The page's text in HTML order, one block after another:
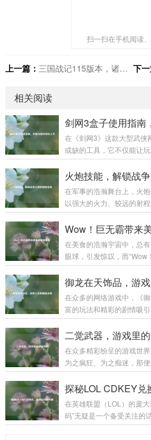
扫一扫在手机阅读
上一篇： 三国战记115版本，诸葛亮的传奇风采 下一
相关阅读
剑网3盒子使用指南
在《剑网3》这款大型武侠
或缺的工具，它不仅能让
种实用插件，极大地提升
3盒子的使用方法。 下载与
网站，在搜索引擎中输入“
入，在官网首页，通常会
合你系统的版本进行下载
安装在系统盘，以免影响
火炮技能，解锁战
在军事的浩瀚舞台上，火
以强大的火力、较远的射
着举足轻重的作用，而火
展现威力的制胜密码。 火
操作技能到复杂的战术运
能否发挥出最大效能。 操
的火炮手，首先要熟练掌
装填方式和要求，装填的
Wow！巨无霸带来
在美食的浩瀚宇宙中，总
眼球，引发惊叹，而“Wow
发出由衷赞叹的美食奇迹
充满了魔力。“Wow”代表
它的体量与霸气，当它第
觉上的冲击感就如同看到
出“Wow”。 从外观来看，
一座小山丘，那金黄酥...
御龙在天饰品，游
在众多的网络游戏中，《
富的玩法和精彩的剧情吸
热血与激情的游戏世界里
珠,为玩家们的游戏体验增
仅是一种装饰，更是实力
到高级的珍稀饰品，每一
家初入游戏，那些基础的
村蹒跚学步,逐渐熟悉这个
二觉武器，游戏里
在众多精彩纷呈的游戏世
为之疯狂、为之痴迷，那
的装备，更是玩家们在游
体现。 二觉武器往往伴随
经千辛万苦，将角色培养
刻，二觉武器就如同神秘
它的锋芒，它的出现，标
探秘LOL CDKEY兑
在英雄联盟（LOL）的庞
码”无疑是一个备受关注的
游戏宝藏世界的钥匙，吸